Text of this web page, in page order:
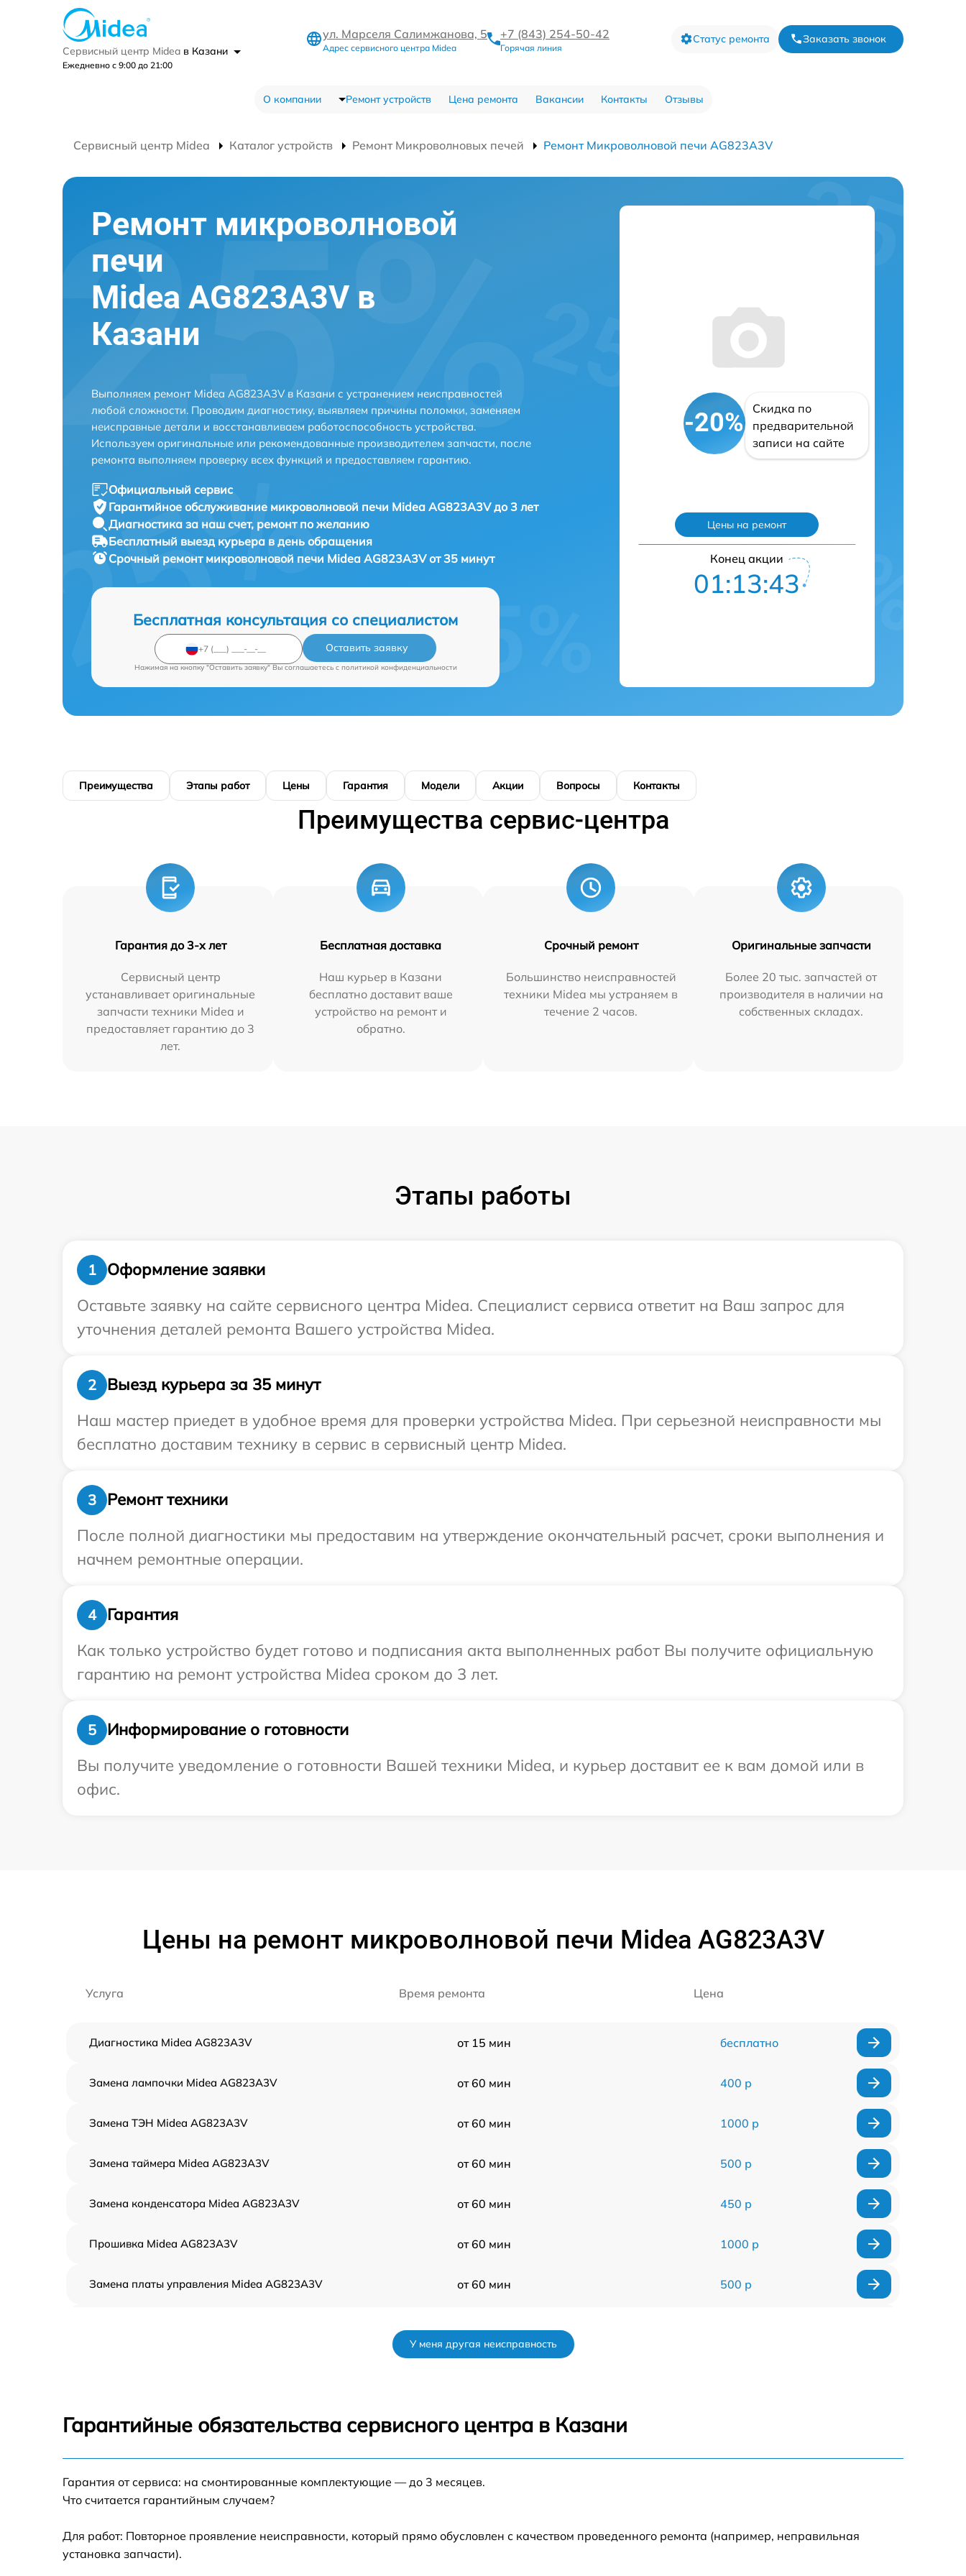
Сервисный центр Midea в Казани
Ежедневно с 9:00 до 21:00
ул. Марселя Салимжанова, 5
Адрес сервисного центра Midea
+7 (843) 254-50-42
Горячая линия
Статус ремонта Заказать звонок
О компании Ремонт устройств Цена ремонта Вакансии Контакты Отзывы
Сервисный центр Midea Каталог устройств Ремонт Микроволновых печей Ремонт Микроволновой печи AG823A3V
Ремонт микроволновой
печи
Midea AG823A3V в
Казани
Выполняем ремонт Midea AG823A3V в Казани с устранением неисправностей
любой сложности. Проводим диагностику, выявляем причины поломки, заменяем
неисправные детали и восстанавливаем работоспособность устройства.
Используем оригинальные или рекомендованные производителем запчасти, после
ремонта выполняем проверку всех функций и предоставляем гарантию.
Официальный сервис
Гарантийное обслуживание микроволновой печи Midea AG823A3V до 3 лет
Диагностика за наш счет, ремонт по желанию
Бесплатный выезд курьера в день обращения
Срочный ремонт микроволновой печи Midea AG823A3V от 35 минут
Бесплатная консультация со специалистом
Оставить заявку
Нажимая на кнопку "Оставить заявку" Вы соглашаетесь c политикой конфиденциальности
-20%
Скидка по
предварительной
записи на сайте
Цены на ремонт
Конец акции
01:13:42
Преимущества Этапы работ Цены Гарантия Модели Акции Вопросы Контакты
Преимущества сервис-центра
Гарантия до 3-х лет
Сервисный центр
устанавливает оригинальные
запчасти техники Midea и
предоставляет гарантию до 3
лет.
Бесплатная доставка
Наш курьер в Казани
бесплатно доставит ваше
устройство на ремонт и
обратно.
Срочный ремонт
Большинство неисправностей
техники Midea мы устраняем в
течение 2 часов.
Оригинальные запчасти
Более 20 тыс. запчастей от
производителя в наличии на
собственных складах.
Этапы работы
1
Оформление заявки
Оставьте заявку на сайте сервисного центра Midea. Специалист сервиса ответит на Ваш запрос для
уточнения деталей ремонта Вашего устройства Midea.
2
Выезд курьера за 35 минут
Наш мастер приедет в удобное время для проверки устройства Midea. При серьезной неисправности мы
бесплатно доставим технику в сервис в сервисный центр Midea.
3
Ремонт техники
После полной диагностики мы предоставим на утверждение окончательный расчет, сроки выполнения и
начнем ремонтные операции.
4
Гарантия
Как только устройство будет готово и подписания акта выполненных работ Вы получите официальную
гарантию на ремонт устройства Midea сроком до 3 лет.
5
Информирование о готовности
Вы получите уведомление о готовности Вашей техники Midea, и курьер доставит ее к вам домой или в
офис.
Цены на ремонт микроволновой печи Midea AG823A3V
Услуга Время ремонта Цена
Диагностика Midea AG823A3V от 15 мин бесплатно
Замена лампочки Midea AG823A3V от 60 мин 400 р
Замена ТЭН Midea AG823A3V от 60 мин 1000 р
Замена таймера Midea AG823A3V от 60 мин 500 р
Замена конденсатора Midea AG823A3V от 60 мин 450 р
Прошивка Midea AG823A3V от 60 мин 1000 р
Замена платы управления Midea AG823A3V от 60 мин 500 р
Ремонт волновода Midea AG823A3V от 60 мин
AG823A3V
У меня другая неисправность
Гарантийные обязательства сервисного центра в Казани
Гарантия от сервиса: на смонтированные комплектующие — до 3 месяцев.
Что считается гарантийным случаем?
Для работ: Повторное проявление неисправности, который прямо обусловлен с качеством проведенного ремонта (например, неправильная
установка запчасти).